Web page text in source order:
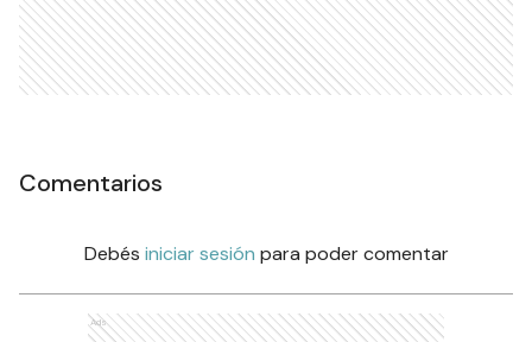
Comentarios
Debés iniciar sesión para poder comentar
Ads